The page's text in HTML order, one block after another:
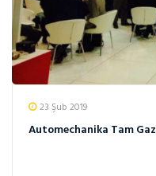
23 Şub 2019
Automechanika Tam Gaz